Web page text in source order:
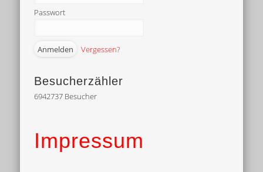
Passwort
Vergessen?
Besucherzähler
6942737 Besucher
Impressum